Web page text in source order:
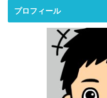
プロフィール